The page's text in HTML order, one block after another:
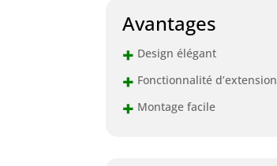
Avantages
+ Design élégant
+ Fonctionnalité d’extension
+ Montage facile